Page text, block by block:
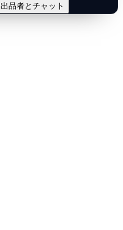
出品者とチャット